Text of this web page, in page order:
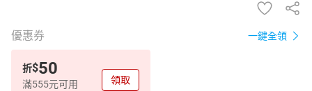
優惠券 一鍵全領
折$50
滿555元可用 領取